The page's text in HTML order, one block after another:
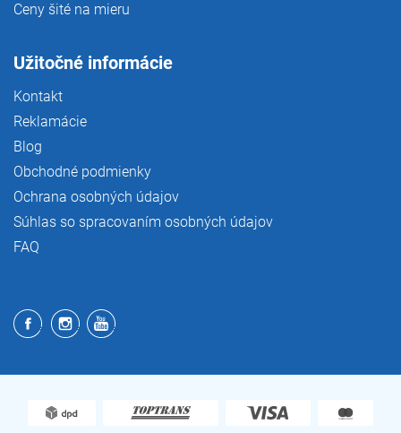
Ceny šité na mieru
Užitočné informácie
Kontakt
Reklamácie
Blog
Obchodné podmienky
Ochrana osobných údajov
Súhlas so spracovaním osobných údajov
FAQ